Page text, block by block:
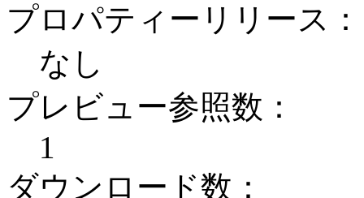
プロパティーリリース：
なし
プレビュー参照数：
1
ダウンロード数：